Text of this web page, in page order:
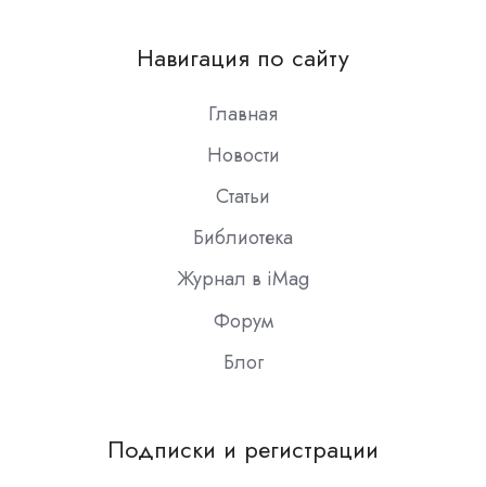
Slack
Навигация по сайту
Главная
Новости
Статьи
Библиотека
Журнал в iMag
Форум
Блог
Подписки и регистрации